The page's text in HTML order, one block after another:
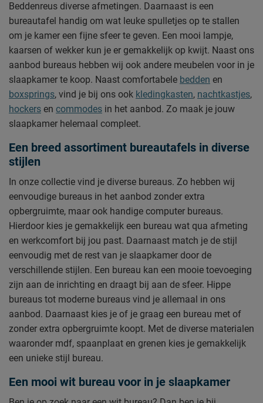
Beddenreus diverse afmetingen. Daarnaast is een
bureautafel handig om wat leuke spulletjes op te stallen
om je kamer een fijne sfeer te geven. Een mooi lampje,
kaarsen of wekker kun je er gemakkelijk op kwijt. Naast ons
aanbod bureaus hebben wij ook andere meubelen voor in je
slaapkamer te koop. Naast comfortabele bedden en
boxsprings, vind je bij ons ook kledingkasten, nachtkastjes,
hockers en commodes in het aanbod. Zo maak je jouw
slaapkamer helemaal compleet.
Een breed assortiment bureautafels in diverse
stijlen
In onze collectie vind je diverse bureaus. Zo hebben wij
eenvoudige bureaus in het aanbod zonder extra
opbergruimte, maar ook handige computer bureaus.
Hierdoor kies je gemakkelijk een bureau wat qua afmeting
en werkcomfort bij jou past. Daarnaast match je de stijl
eenvoudig met de rest van je slaapkamer door de
verschillende stijlen. Een bureau kan een mooie toevoeging
zijn aan de inrichting en draagt bij aan de sfeer. Hippe
bureaus tot moderne bureaus vind je allemaal in ons
aanbod. Daarnaast kies je of je graag een bureau met of
zonder extra opbergruimte koopt. Met de diverse materialen
waaronder mdf, spaanplaat en grenen kies je gemakkelijk
een unieke stijl bureau.
Een mooi wit bureau voor in je slaapkamer